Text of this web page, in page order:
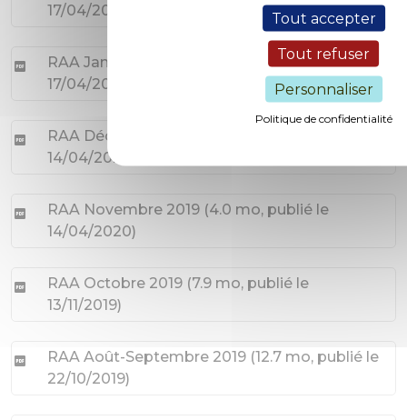
Tout accepter
Tout refuser
Personnaliser
Politique de confidentialité
17/04/2020
RAA Janvier 2020
, publié le
17/04/2020
RAA Décembre 2019
14/04/2020
RAA Novembre 2019 (4.0 mo, publié le
14/04/2020)
RAA Octobre 2019 (7.9 mo, publié le
13/11/2019)
RAA Août-Septembre 2019 (12.7 mo, publié le
22/10/2019)